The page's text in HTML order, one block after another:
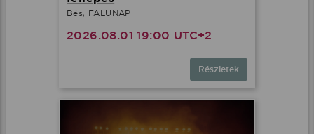
Bés, FALUNAP
2026.08.01 19:00 UTC+2
Részletek